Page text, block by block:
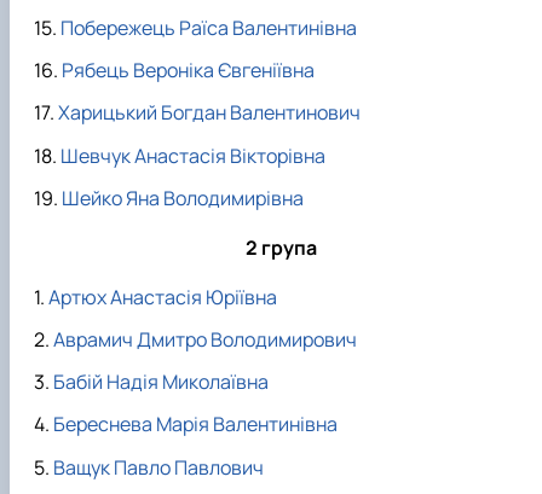
Побережець Раїса Валентинівна
Рябець Вероніка Євгеніївна
Харицький Богдан Валентинович
Шевчук Анастасія Вікторівна
Шейко Яна Володимирівна
2 група
Артюх Анастасія Юріївна
Аврамич Дмитро Володимирович
Бабій Надія Миколаївна
Береснева Марія Валентинівна
Ващук Павло Павлович